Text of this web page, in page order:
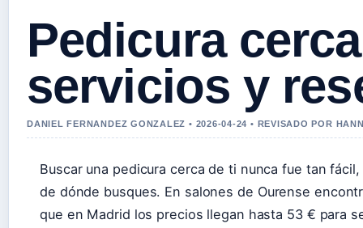
Pedicura
servicios y
DANIEL FERNANDEZ GONZALEZ • 2026-04-24 • REVISADO POR
Buscar una pedicura cerca de ti nunca fue tan
de dónde busques. En salones de Ourense
que en Madrid los precios llegan hasta 53 € para